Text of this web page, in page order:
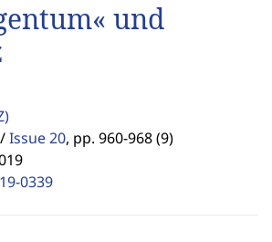
und
Issue 20, pp. 960-968 (9)
0339